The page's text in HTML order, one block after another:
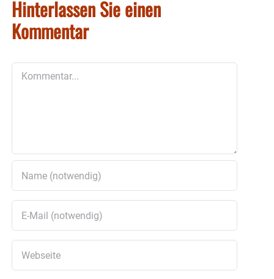
Hinterlassen Sie einen
Kommentar